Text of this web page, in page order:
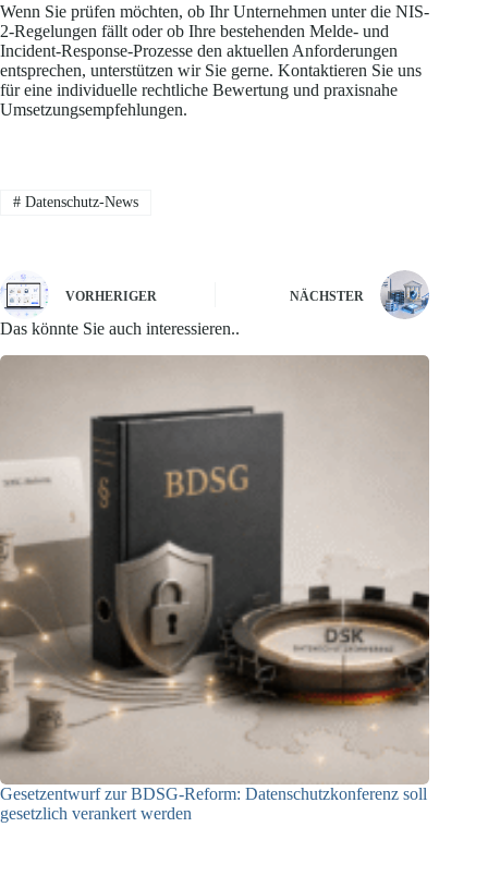
Wenn Sie prüfen möchten, ob Ihr Unternehmen unter die NIS-
2-Regelungen fällt oder ob Ihre bestehenden Melde- und
Incident-Response-Prozesse den aktuellen Anforderungen
entsprechen, unterstützen wir Sie gerne. Kontaktieren Sie uns
für eine individuelle rechtliche Bewertung und praxisnahe
Umsetzungsempfehlungen.
#Datenschutz-News
VORHERIGER NÄCHSTER
Das könnte Sie auch interessieren..
Gesetzentwurf zur BDSG-Reform: Datenschutzkonferenz soll
gesetzlich verankert werden